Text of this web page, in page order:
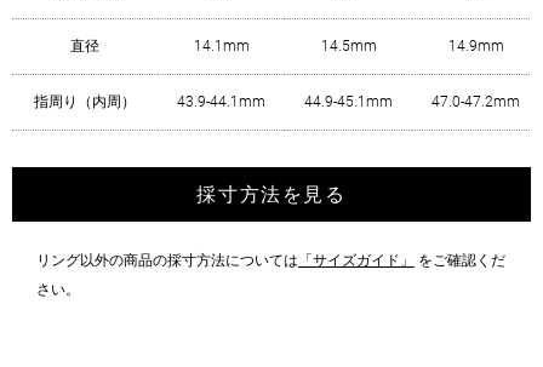
直径 14.1mm 14.5mm 14.9mm
指周り（内周） 43.9-44.1mm 44.9-45.1mm 47.0-47.2mm
採寸方法を見る
リング以外の商品の採寸方法については 「サイズガイド」
をご確認くだ
さい。